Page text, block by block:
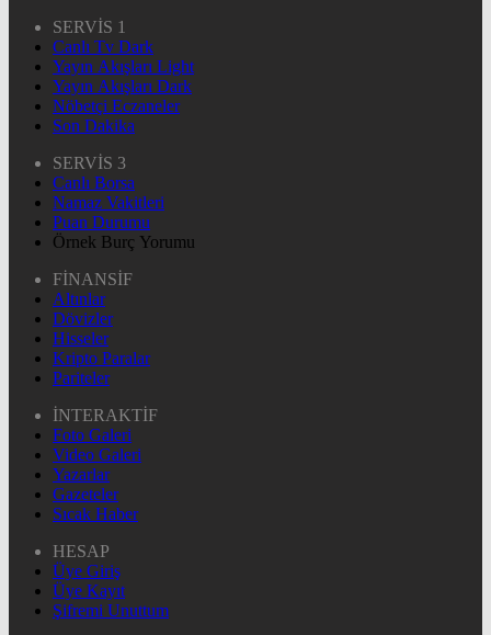
SERVİS 1
Canlı Tv Dark
Yayın Akışları Light
Yayın Akışları Dark
Nöbetçi Eczaneler
Son Dakika
SERVİS 3
Canlı Borsa
Namaz Vakitleri
Puan Durumu
Örnek Burç Yorumu
FİNANSİF
Altınlar
Dövizler
Hisseler
Kripto Paralar
Pariteler
İNTERAKTİF
Foto Galeri
Video Galeri
Yazarlar
Gazeteler
Sıcak Haber
HESAP
Üye Giriş
Üye Kayıt
Şifremi Unuttum